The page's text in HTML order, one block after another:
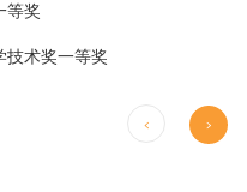
等奖
技术奖一等奖